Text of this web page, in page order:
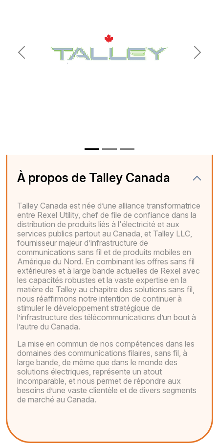
Previous Next
À propos de Talley Canada
Talley Canada est née d’une alliance transformatrice
entre Rexel Utility, chef de file de confiance dans la
distribution de produits liés à l'électricité et aux
services publics partout au Canada, et Talley LLC,
fournisseur majeur d’infrastructure de
communications sans fil et de produits mobiles en
Amérique du Nord. En combinant les offres sans fil
extérieures et à large bande actuelles de Rexel avec
les capacités robustes et la vaste expertise en la
matière de Talley au chapitre des solutions sans fil,
nous réaffirmons notre intention de continuer à
stimuler le développement stratégique de
l’infrastructure des télécommunications d’un bout à
l’autre du Canada.
La mise en commun de nos compétences dans les
domaines des communications filaires, sans fil, à
large bande, de même que dans le monde des
solutions électriques, représente un atout
incomparable, et nous permet de répondre aux
besoins d’une vaste clientèle et de divers segments
de marché au Canada.